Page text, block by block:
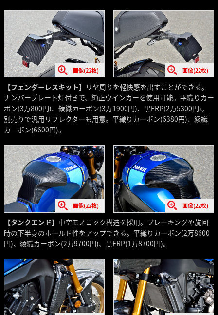
画像(22枚) 画像(22枚)
【フェンダーレスキット】 リヤ周りを軽快感を出すことができる。
ナンバープレート灯付きで、純正ウインカーを使用可能。平織りカー
ボン(3万800円)、綾織カーボン(3万1900円)、黒FRP(2万5300円)。
別売りで汎用リフレクターも用意。平織りカーボン(6380円)、綾織
カーボン(6600円)。
画像(22枚) 画像(22枚)
【タンクエンド】 中空モノコック構造を採用。ブレーキングや旋回
時の下半身のホールド性をアップできる。平織りカーボン(2万8600
円)、綾織カーボン(2万9700円)、黒FRP(1万8700円)。